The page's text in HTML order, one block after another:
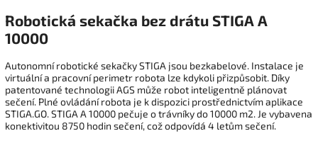
Robotická sekačka bez drátu STIGA A
10000
Autonomní robotické sekačky STIGA jsou bezkabelové. Instalace je
virtuální a pracovní perimetr robota lze kdykoli přizpůsobit. Díky
patentované technologii AGS může robot inteligentně plánovat
sečení. Plné ovládání robota je k dispozici prostřednictvím aplikace
STIGA.GO. STIGA A 10000 pečuje o trávníky do 10000 m2. Je vybavena
konektivitou 8750 hodin sečení, což odpovídá 4 letům sečení.